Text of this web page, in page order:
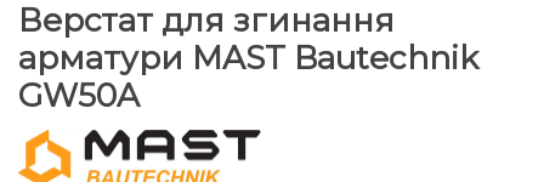
Верстат для згинання
арматури MAST Bautechnik
GW50A